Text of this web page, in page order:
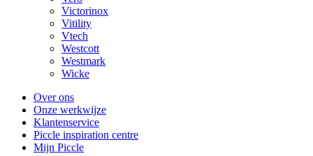
Victorinox
Vitility
Vtech
Westcott
Westmark
Wicke
Over ons
Onze werkwijze
Klantenservice
Piccle inspiration centre
Mijn Piccle